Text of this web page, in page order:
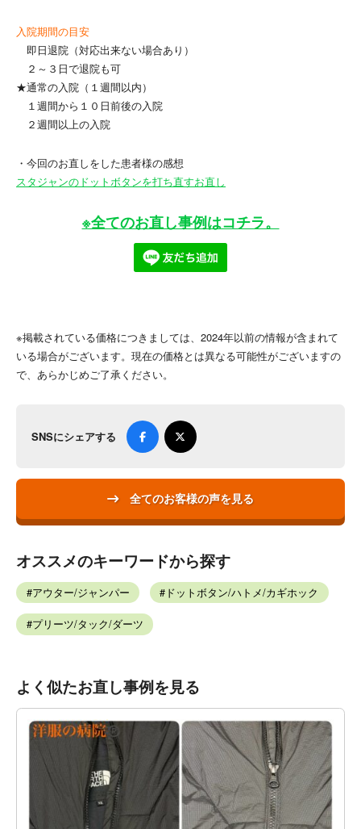
入院期間の目安
即日退院（対応出来ない場合あり）
２～３日で退院も可
★通常の入院（１週間以内）
１週間から１０日前後の入院
２週間以上の入院
・今回のお直しをした患者様の感想
スタジャンのドットボタンを打ち直すお直し
※全てのお直し事例はコチラ。
※掲載されている価格につきましては、2024年以前の情報が含まれて
いる場合がございます。現在の価格とは異なる可能性がございますの
で、あらかじめご了承ください。
SNSにシェアする
全てのお客様の声を見る
オススメのキーワードから探す
アウター/ジャンパー ドットボタン/ハトメ/カギホック
プリーツ/タック/ダーツ
よく似たお直し事例を見る